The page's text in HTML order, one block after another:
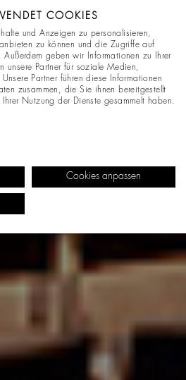
COOKIES
und Anzeigen zu personalisieren,
zu können und die Zugriffe auf
geben wir Informationen zu Ihrer
unsere Partner für soziale Medien,
Partner führen diese Informationen
zusammen, die Sie ihnen bereitgestellt
Nutzung der Dienste gesammelt haben.
Cookies anpassen